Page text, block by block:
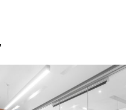
ประกอบด้วย:
กของเราซึ่งมีสถานที่หลายพั
สนุนที่ผ่านการฝึกอบรมมาอย่